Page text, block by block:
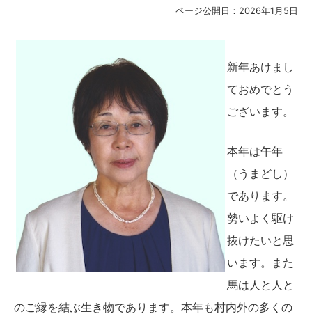
ページ公開日：2026年1月5日
新年あけまし
ておめでとう
ございます。
本年は午年
（うまどし）
であります。
勢いよく駆け
抜けたいと思
います。また
馬は人と人と
のご縁を結ぶ生き物であります。本年も村内外の多くの